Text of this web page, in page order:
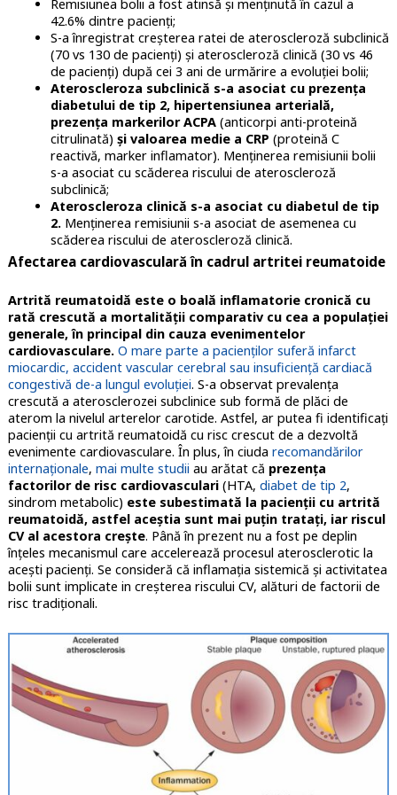
Remisiunea bolii a fost atinsă și menținută în cazul a
42.6% dintre pacienți;
S-a înregistrat creșterea ratei de ateroscleroză subclinică
(70 vs 130 de pacienți) și ateroscleroză clinică (30 vs 46
de pacienți) după cei 3 ani de urmărire a evoluției bolii;
Ateroscleroza subclinică s-a asociat cu prezența
diabetului de tip 2, hipertensiunea arterială,
prezența markerilor ACPA(anticorpi anti-proteină
citrulinată) și valoarea medie a CRP (proteină C
reactivă, marker inflamator). Menținerea remisiunii bolii
s-a asociat cu scăderea riscului de ateroscleroză
subclinică;
Ateroscleroza clinică s-a asociat cu diabetul de tip
2.Menținerea remisiunii s-a asociat de asemenea cu
scăderea riscului de ateroscleroză clinică.
Afectarea cardiovasculară în cadrul artritei reumatoide
Artrită reumatoidă este o boală inflamatorie cronică cu
rată crescută a mortalității comparativ cu cea a populației
generale, în principal din cauza evenimentelor
cardiovasculare. O mare parte a pacienților suferă infarct
miocardic, accident vascular cerebral sau insuficiență cardiacă
congestivă de-a lungul evoluției. S-a observat prevalența
crescută a aterosclerozei subclinice sub formă de plăci de
aterom la nivelul arterelor carotide. Astfel, ar putea fi identificați
pacienții cu artrită reumatoidă cu risc crescut de a dezvoltă
evenimente cardiovasculare. În plus, în ciuda recomandărilor
internaționale, mai multe studii au arătat că prezența
factorilor de risc cardiovasculari (HTA, diabet de tip 2,
sindrom metabolic) este subestimată la pacienții cu artrită
reumatoidă, astfel aceștia sunt mai puțin tratați, iar riscul
CV al acestora crește. Până în prezent nu a fost pe deplin
înțeles mecanismul care accelerează procesul aterosclerotic la
acești pacienți. Se consideră că inflamația sistemică și activitatea
bolii sunt implicate in creșterea riscului CV, alături de factorii de
risc tradiționali.